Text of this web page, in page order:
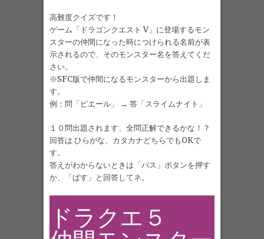
高難度クイズです！
ゲーム「ドラゴンクエスト V」に登場するモン
スターの仲間になった時につけられる名前が表
示されるので、そのモンスター名を答えてくだ
さい。
※SFC版で仲間になるモンスターから出題しま
す。
例：問「ピエール」 → 答「スライムナイト」
１０問出題されます、全問正解できるかな！？
回答は ひらがな、カタカナどちらでもOKで
す。
答えがわからないときは「パス」ボタンを押す
か、「ぱす」と回答してネ。